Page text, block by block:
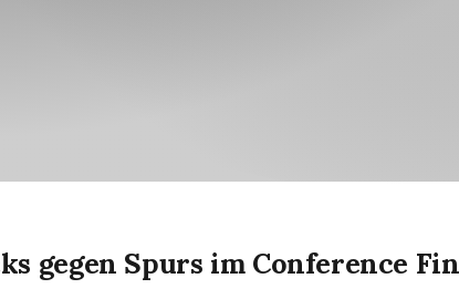
gegen Spurs im Conference